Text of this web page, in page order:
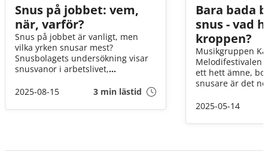
Snus på jobbet: vem,
när, varför?
Snus på jobbet är vanligt, men
vilka yrken snusar mest?
Snusbolagets undersökning visar
snusvanor i arbetslivet,
hur snus påverkar arbete och
2025-08-15 3 min lästid
Bara bada
snus - vad
kroppen?
Musikgruppen
Melodifestivalen
ett hett ämne,
snusare är det
under läppen,
effekt av bastuns
2025-05-14